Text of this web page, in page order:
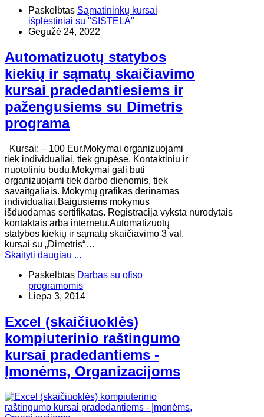
Paskelbtas Sąmatininkų kursai
išplėstiniai su "SISTELA"
Gegužė 24, 2022
Automatizuotų statybos
kiekių ir sąmatų skaičiavimo
kursai pradedantiesiems ir
pažengusiems su Dimetris
programa
Kursai: – 100 Eur.Mokymai organizuojami
tiek individualiai, tiek grupėse. Kontaktiniu ir
nuotoliniu būdu.Mokymai gali būti
organizuojami tiek darbo dienomis, tiek
savaitgaliais. Mokymų grafikas derinamas
individualiai.Baigusiems mokymus
išduodamas sertifikatas. Registracija vyksta nurodytais
kontaktais arba internetu.Automatizuotų
statybos kiekių ir sąmatų skaičiavimo 3 val.
kursai su „Dimetris“…
Skaityti daugiau ...
Paskelbtas Darbas su ofiso
programomis
Liepa 3, 2014
Excel (skaičiuoklės)
kompiuterinio raštingumo
kursai pradedantiems -
Įmonėms, Organizacijoms